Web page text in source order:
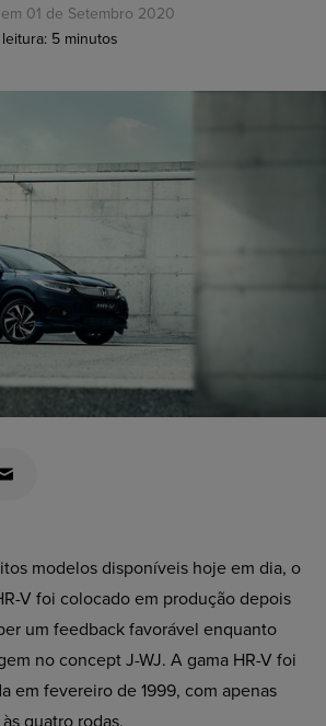
01 de Setembro 2020
5 minutos
modelos disponíveis hoje em dia, o
V foi colocado em produção depois
um feedback favorável enquanto
no concept J-WJ. A gama HR-V foi
em fevereiro de 1999, com apenas